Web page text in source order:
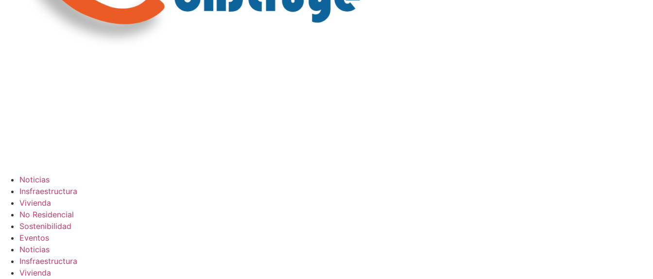
Noticias
Insfraestructura
Vivienda
No Residencial
Sostenibilidad
Eventos
Noticias
Insfraestructura
Vivienda